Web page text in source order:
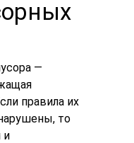
—
правила их
то
и